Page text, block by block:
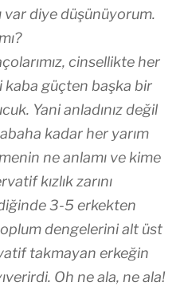
var diye düşünüyorum.
cinsellikte her
kaba güçten başka bir
Yani anladınız değil
kadar her yarım
ne anlamı ve kime
kızlık zarını
3-5 erkekten
dengelerini alt üst
takmayan erkeğin
Oh ne ala, ne ala!